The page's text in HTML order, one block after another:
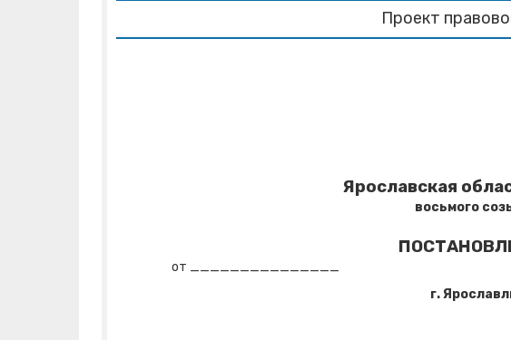
Проект
Ярославская
восьмого
от
г.